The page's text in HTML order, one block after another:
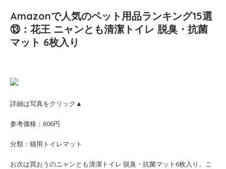
Amazonで人気のペット用品ランキング15選
⑬：花王 ニャンとも清潔トイレ 脱臭・抗菌
マット 6枚入り
詳細は写真をクリック▲
参考価格：606円
分類：猫用トイレマット
お次は買おうのニャンとも清潔トイレ 脱臭・抗菌マット6枚入り。こ